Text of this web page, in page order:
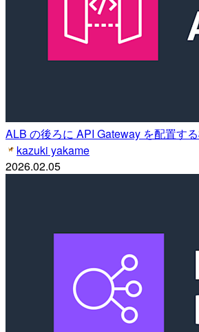
ALB の後ろに API Gateway を配置す
kazuki yakame
2026.02.05